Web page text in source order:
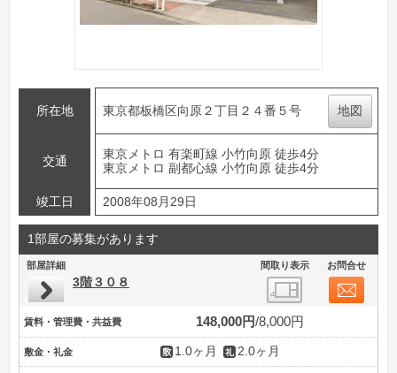
所在地 東京都板橋区向原２丁目２４番５号 地図
交通
東京メトロ 有楽町線 小竹向原 徒歩4分
東京メトロ 副都心線 小竹向原 徒歩4分
竣工日 2008年08月29日
1部屋の募集があります
部屋詳細 間取り表示 お問合せ
3階３０８
賃料・管理費・共益費 148,000円 8,000円
敷金・礼金 1.0ヶ月 2.0ヶ月